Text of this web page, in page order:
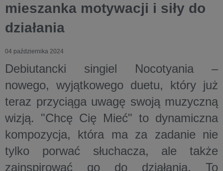
mieszanka motywacji i siły do
działania
04 października 2024
Debiutancki singiel Nocotyania –
nowego, wyjątkowego duetu, który już
teraz przyciąga uwagę swoją muzyczną
wizją. "Chcę Cię Mieć" to dynamiczna
kompozycja, która ma za zadanie nie
tylko porwać słuchacza, ale także
zainspirować go do działania. To